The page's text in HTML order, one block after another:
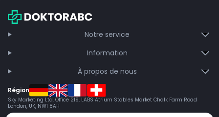
Notre service
Information
À propos de nous
Région
Sky Marketing Ltd. Office 219, LABS Atrium Stables Market Chalk Farm Road
London, UK, NW1 8AH